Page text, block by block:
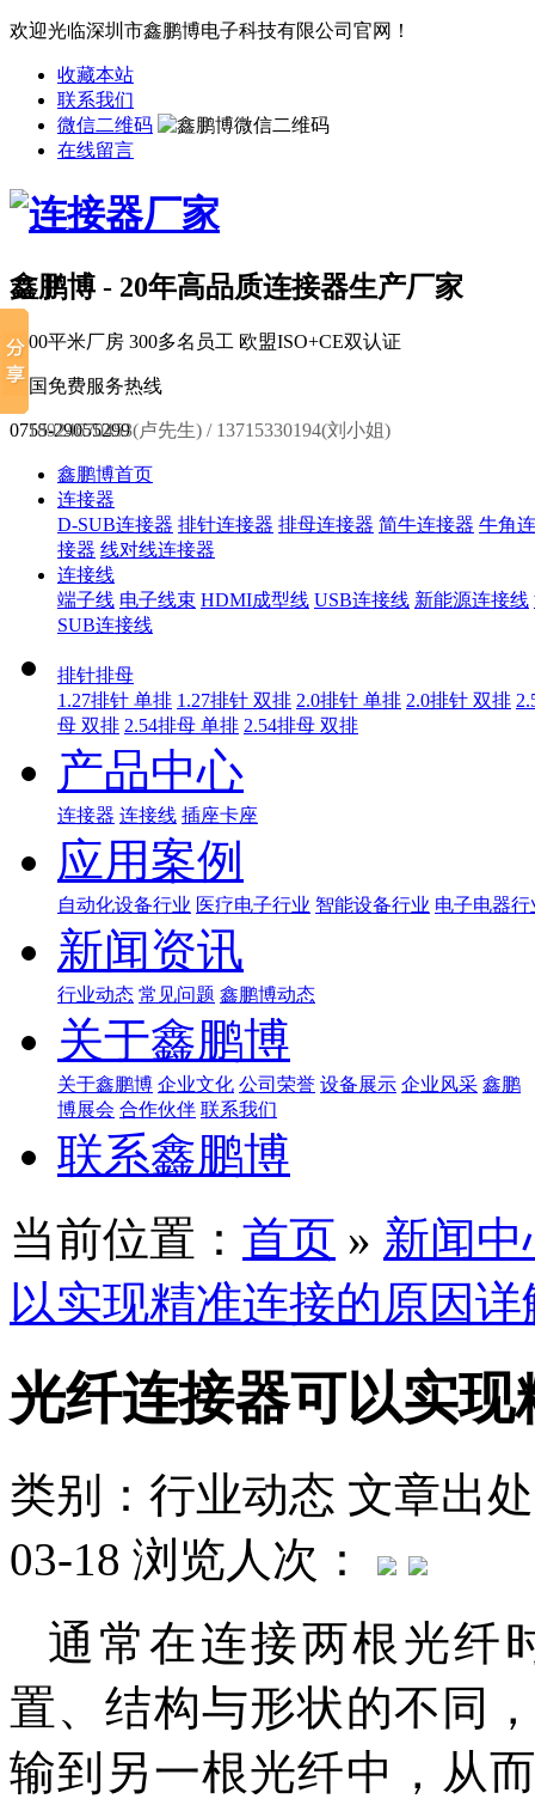
欢迎光临深圳市鑫鹏博电子科技有限公司官网！
收藏本站
联系我们
微信二维码
在线留言
鑫鹏博 - 20年高品质连接器生产厂家
6000平米厂房 300多名员工 欧盟ISO+CE双认证
全国免费服务热线
0755-29055299
18924670453(卢先生) / 13715330194(刘小姐)
鑫鹏博首页
连接器
D-SUB连接器 排针连接器 排母连接器 简牛连接器 牛角
接器 线对线连接器
连接线
端子线 电子线束 HDMI成型线 USB连接线 新能源连接线
SUB连接线
排针排母
1.27排针 单排 1.27排针 双排 2.0排针 单排 2.0排针 双排
母 双排 2.54排母 单排 2.54排母 双排
产品中心
连接器 连接线 插座卡座
应用案例
自动化设备行业 医疗电子行业 智能设备行业 电子电器行
新闻资讯
行业动态 常见问题 鑫鹏博动态
关于鑫鹏博
关于鑫鹏博 企业文化 公司荣誉 设备展示 企业风采 鑫鹏
博展会 合作伙伴 联系我们
联系鑫鹏博
当前位置： 首页 » 新闻中
以实现精准连接的原因详
光纤连接器可以实
类别：行业动态 文章出
03-18 浏览人次：
通常在连接两根光纤
置、结构与形状的不同
输到另一根光纤中，从